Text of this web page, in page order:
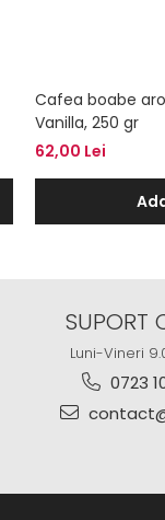
Cafea boabe
Vanilla, 250 gr
62,00 Lei
SUPORT
Luni-Vineri
0723